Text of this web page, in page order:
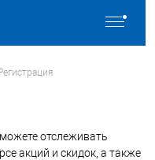
Регистрация
отслеживать
акций и скидок, а также